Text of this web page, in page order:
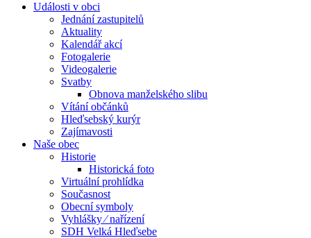
Události v obci
Jednání zastupitelů
Aktuality
Kalendář akcí
Fotogalerie
Videogalerie
Svatby
Obnova manželského slibu
Vítání občánků
Hleďsebský kurýr
Zajímavosti
Naše obec
Historie
Historická foto
Virtuální prohlídka
Současnost
Obecní symboly
Vyhlášky ⁄ nařízení
SDH Velká Hleďsebe